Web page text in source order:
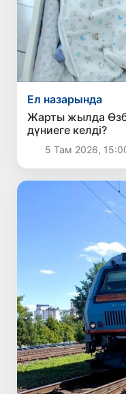
Ел назарында
Жарты жылда
дүниеге келді?
5 Там 2026,